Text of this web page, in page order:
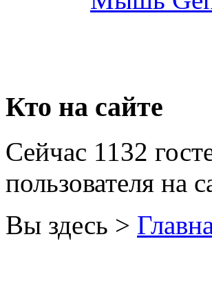
Hp
Hq-tech
Htc
Htpc(1)
Huawei
Кто на сайте
Сейчас 1132
пользователя на
Вы здесь >